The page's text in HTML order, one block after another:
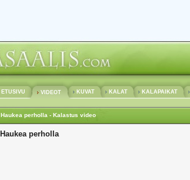
ETUSIVU VIDEOT KUVAT KALAT KALAPAIKAT
Haukea perholla - Kalastus video
Haukea perholla